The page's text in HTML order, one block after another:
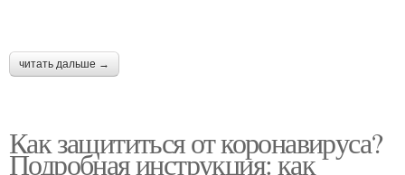
читать дальше →
Как защититься от коронавируса?
Подробная инструкция: как